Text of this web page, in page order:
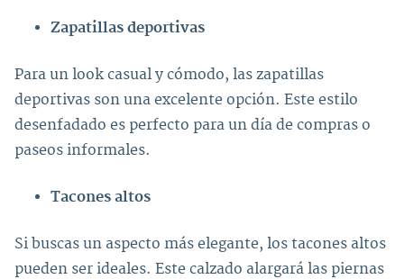
Zapatillas deportivas
Para un look casual y cómodo, las zapatillas
deportivas son una excelente opción. Este estilo
desenfadado es perfecto para un día de compras o
paseos informales.
Tacones altos
Si buscas un aspecto más elegante, los tacones altos
pueden ser ideales. Este calzado alargará las piernas